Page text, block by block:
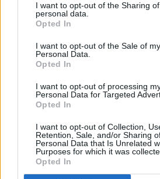
I want to opt-out of the Sharing
personal data.
Opted In
I want to opt-out of the Sale of my
Personal Data.
Opted In
I want to opt-out of processing
Personal Data for Targeted
Opted In
I want to opt-out of Collection,
Retention, Sale, and/or Sharing
Personal Data that Is Unrelated
Purposes for which it was
Opted In
PIEMIŅAS STĀSTS